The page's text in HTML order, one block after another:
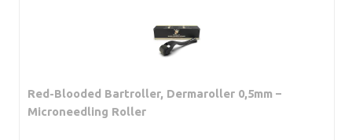
Red-Blooded Bartroller, Dermaroller 0,5mm –
Microneedling Roller